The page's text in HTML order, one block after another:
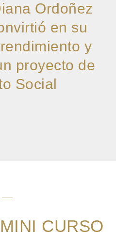
Ordoñez
en su
y
proyecto de
Social
CURSO